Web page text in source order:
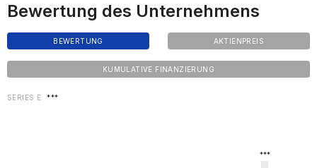
Bewertung des Unternehmens
BEWERTUNG AKTIENPREIS
KUMULATIVE FINANZIERUNG
SERIES E ***